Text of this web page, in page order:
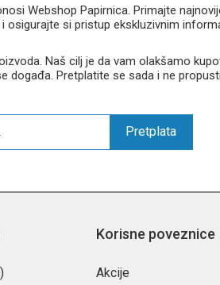
Webshop Papirnica. Primajte
si pristup ekskluzivnim
Naš cilj je da vam olakšamo
događa. Pretplatite se sada i ne
Pretplata
Korisne poveznice
Akcije